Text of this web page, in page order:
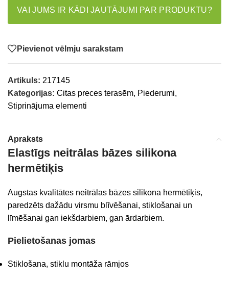
VAI JUMS IR KĀDI JAUTĀJUMI PAR PRODUKTU?
Pievienot vēlmju sarakstam
Artikuls: 217145
Kategorijas: Citas preces terasēm, Piederumi,
Stiprinājuma elementi
Apraksts
Elastīgs neitrālas bāzes silikona
hermētiķis
Augstas kvalitātes neitrālas bāzes silikona hermētiķis,
paredzēts dažādu virsmu blīvēšanai, stiklošanai un
līmēšanai gan iekšdarbiem, gan ārdarbiem.
Pielietošanas jomas
Stiklošana, stiklu montāža rāmjos